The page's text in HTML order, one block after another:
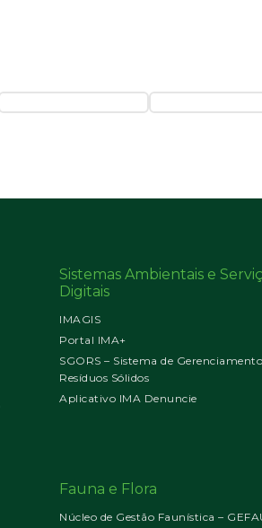
Sistemas Ambientais e
Digitais
IMAGIS
Portal IMA+
SGORS – Sistema de
Resíduos Sólidos
Aplicativo IMA Denuncie
Fauna e Flora
Núcleo de Gestão Faunística –